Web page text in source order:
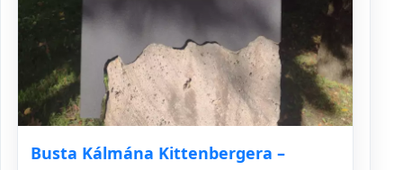
Busta Kálmána Kittenbergera –